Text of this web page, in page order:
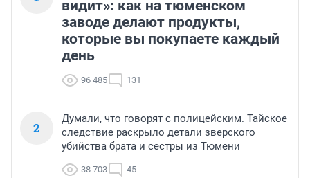
видит»: как на тюменском
заводе делают продукты,
которые вы покупаете каждый
день
96 485 131
2
Думали, что говорят с полицейским. Тайское
следствие раскрыло детали зверского
убийства брата и сестры из Тюмени
38 703 45